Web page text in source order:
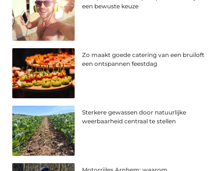
een bewuste keuze
Zo maakt goede catering van een bruiloft
een ontspannen feestdag
Sterkere gewassen door natuurlijke
weerbaarheid centraal te stellen